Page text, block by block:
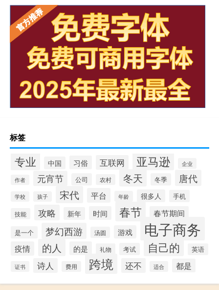
标签
专业 中国 习俗 互联网 亚马逊 企业
作者 元宵节 公司 农村 冬天 冬季 唐代
学校 孩子 宋代 平台 年龄 很多人 手机
技能 攻略 新年 时间 春节 春节期间
是一个 梦幻西游 汤圆 游戏 电子商务
疫情 的人 的是 礼物 考试 自己的 英语
证书 诗人 费用 跨境 还不 适合 都是